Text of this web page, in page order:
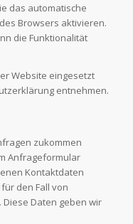
das automatische
Browsers aktivieren.
die Funktionalität
Website eingesetzt
entnehmen.
zukommen
Anfrageformular
Kontaktdaten
den Fall von
Daten geben wir